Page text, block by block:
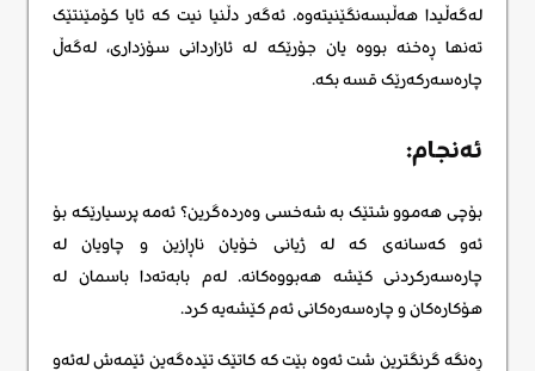
لەگەڵیدا هەڵبسەنگێنیتەوە. ئەگەر دڵنیا نیت کە ئایا کۆمێنتێک
تەنها ڕەخنە بووە یان جۆرێکە لە ئازاردانی سۆزداری، لەگەڵ
چارەسەرکەرێک قسە بکە.
ئەنجام:
بۆچی هەموو شتێک بە شەخسی وەردەگرین؟ ئەمە پرسیارێکە بۆ
ئەو کەسانەی کە لە ژیانی خۆیان ناڕازین و چاویان لە
چارەسەرکردنی کێشە هەبووەکانە. لەم بابەتەدا باسمان لە
هۆکارەکان و چارەسەرەکانی ئەم کێشەیە کرد.
ڕەنگە گرنگترین شت ئەوە بێت کە کاتێک تێدەگەین ئێمەش لەئەو